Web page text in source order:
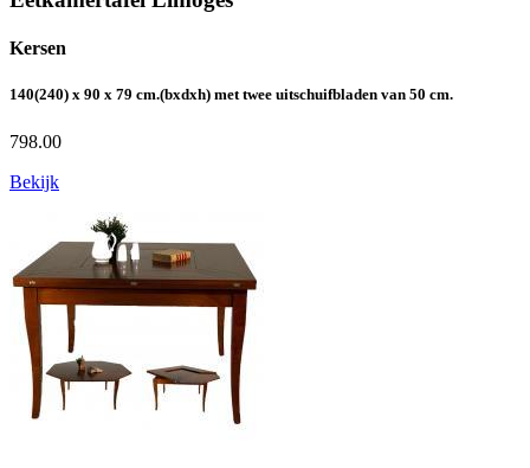
Kersen
140(240) x 90 x 79 cm.(bxdxh) met twee uitschuifbladen van 50 cm.
798.00
Bekijk